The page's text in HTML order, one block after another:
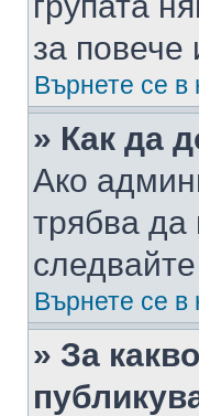
за
Върнете се в
» Как да
Ако
трябва да
Върнете се в
» За